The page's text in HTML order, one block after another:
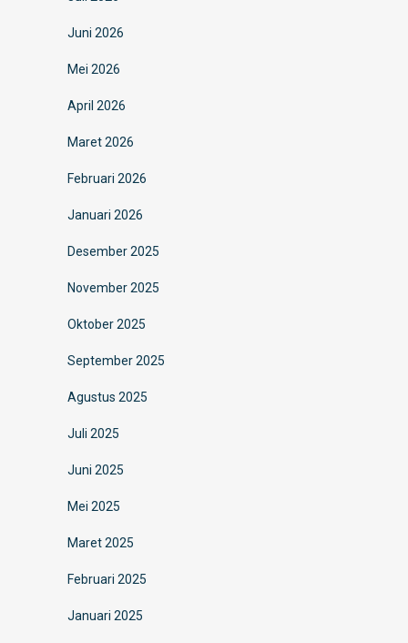
Juni 2026
Mei 2026
April 2026
Maret 2026
Februari 2026
Januari 2026
Desember 2025
November 2025
Oktober 2025
September 2025
Agustus 2025
Juli 2025
Juni 2025
Mei 2025
Maret 2025
Februari 2025
Januari 2025